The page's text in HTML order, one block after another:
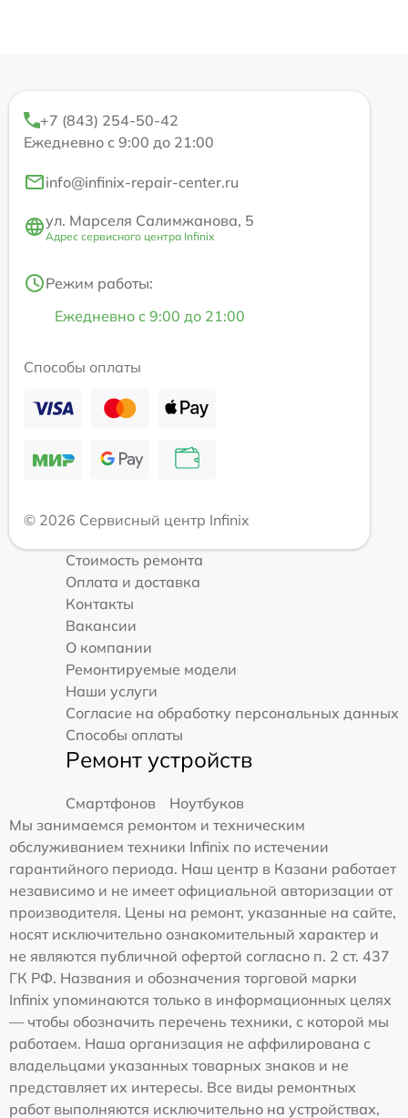
+7 (843) 254-50-42
Ежедневно с 9:00 до 21:00
info@infinix-repair-center.ru
ул. Марселя Салимжанова, 5
Адрес сервисного центра Infinix
Режим работы:
Ежедневно с 9:00 до 21:00
Способы оплаты
© 2026 Сервисный центр Infinix
Стоимость ремонта
Оплата и доставка
Контакты
Вакансии
О компании
Ремонтируемые модели
Наши услуги
Согласие на обработку персональных данных
Способы оплаты
Ремонт устройств
Смартфонов
Ноутбуков
Мы занимаемся ремонтом и техническим
обслуживанием техники Infinix по истечении
гарантийного периода. Наш центр в Казани работает
независимо и не имеет официальной авторизации от
производителя. Цены на ремонт, указанные на сайте,
носят исключительно ознакомительный характер и
не являются публичной офертой согласно п. 2 ст. 437
ГК РФ. Названия и обозначения торговой марки
Infinix упоминаются только в информационных целях
— чтобы обозначить перечень техники, с которой мы
работаем. Наша организация не аффилирована с
владельцами указанных товарных знаков и не
представляет их интересы. Все виды ремонтных
работ выполняются исключительно на устройствах,